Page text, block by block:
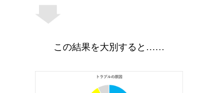
この結果を大別すると……